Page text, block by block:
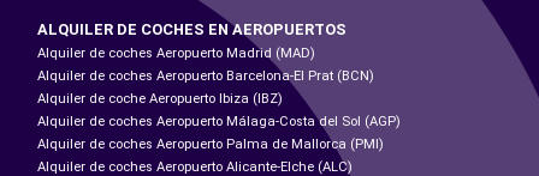
ALQUILER DE COCHES EN AEROPUERTOS
Alquiler de coches Aeropuerto Madrid (MAD)
Alquiler de coches Aeropuerto Barcelona-El Prat (BCN)
Alquiler de coche Aeropuerto Ibiza (IBZ)
Alquiler de coches Aeropuerto Málaga-Costa del Sol (AGP)
Alquiler de coches Aeropuerto Palma de Mallorca (PMI)
Alquiler de coches Aeropuerto Alicante-Elche (ALC)